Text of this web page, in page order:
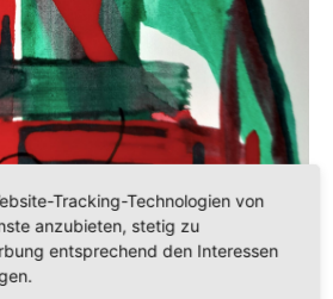
Tracking-Technologien von
anzubieten, stetig zu
entsprechend den Interessen